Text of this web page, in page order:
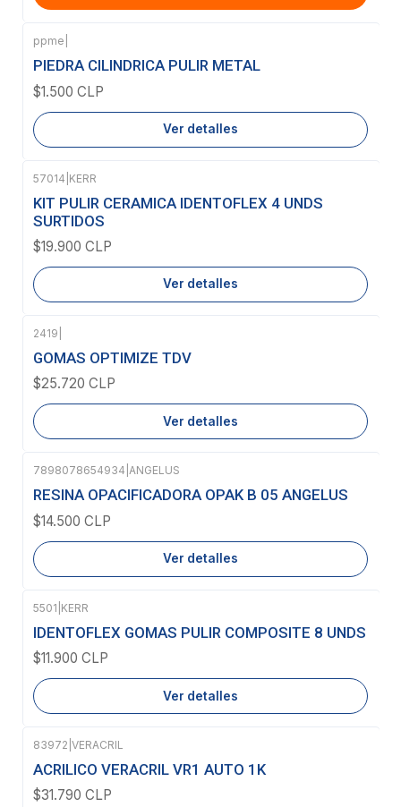
Agotado
ppme
PIEDRA CILINDRICA PULIR METAL
$1.500 CLP
Ver detalles
Agotado
57014 KERR
KIT PULIR CERAMICA IDENTOFLEX 4 UNDS
SURTIDOS
$19.900 CLP
Ver detalles
Agotado
2419
GOMAS OPTIMIZE TDV
$25.720 CLP
Ver detalles
Agotado
7898078654934 ANGELUS
RESINA OPACIFICADORA OPAK B 05 ANGELUS
$14.500 CLP
Ver detalles
Agotado
5501 KERR
IDENTOFLEX GOMAS PULIR COMPOSITE 8 UNDS
$11.900 CLP
Ver detalles
83972 VERACRIL
ACRILICO VERACRIL VR1 AUTO 1K
$31.790 CLP